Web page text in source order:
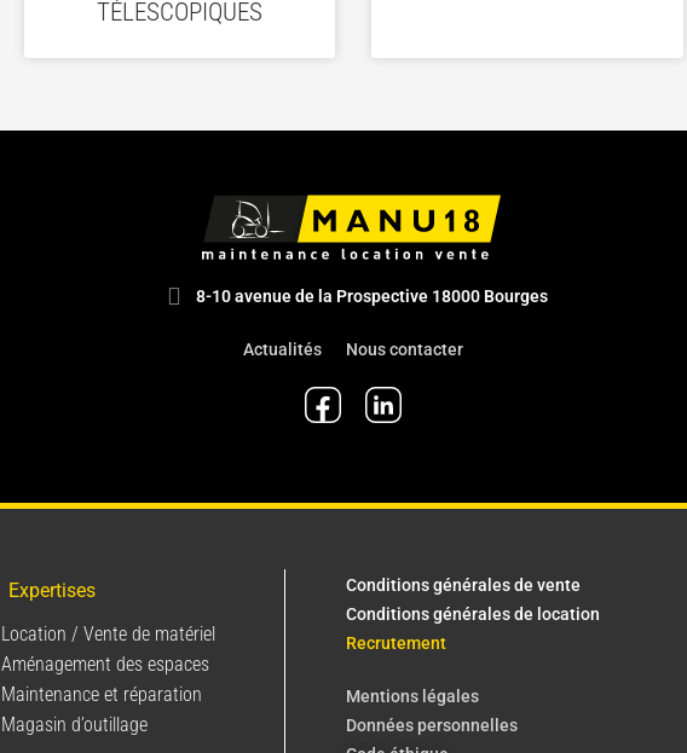
TÉLESCOPIQUES
8-10 avenue de la Prospective 18000 Bourges
Actualités Nous contacter
Expertises
Location / Vente de matériel
Aménagement des espaces
Maintenance et réparation
Magasin d’outillage
Conditions générales de vente
Conditions générales de location
Recrutement
Mentions légales
Données personnelles